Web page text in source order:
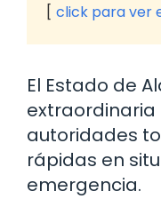
click para ver
El Estado de
autoridades
rápidas en
emergencia.